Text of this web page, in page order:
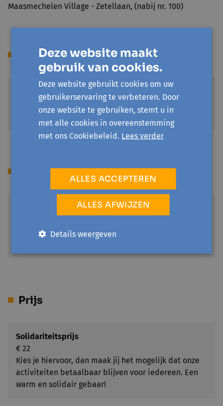
Maasmechelen Village - Zetellaan, (nabij nr. 100)
Sessies
zo 11 oktober '26
12:30 - 15:00
CC Maasmechelen - Zaal 4
Locatie(s)
CC Maasmechelen
3630 Maasmechelen
Prijs
Solidariteitsprijs
€ 22
Kies je hiervoor, dan maak jij het mogelijk dat onze
activiteiten betaalbaar blijven voor iedereen. Een
warm en solidair gebaar!
Deze website maakt
gebruik van cookies.
Deze website gebruikt cookies om uw
gebruikerservaring te verbeteren. Door
onze website te gebruiken, stemt u in
met alle cookies in overeenstemming
met ons Cookiebeleid. Lees verder
ALLES ACCEPTEREN
ALLES AFWIJZEN
Details weergeven